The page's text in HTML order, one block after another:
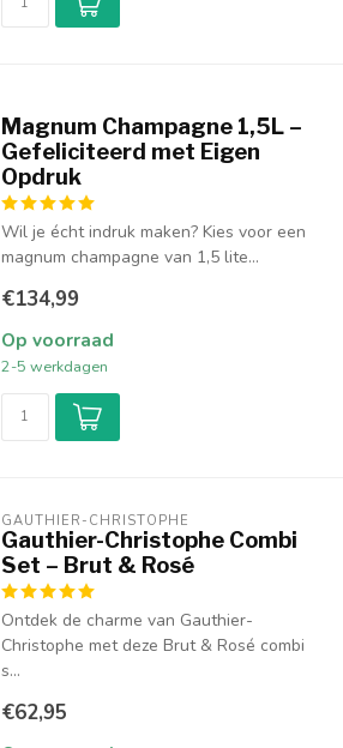
Magnum Champagne 1,5L –
Gefeliciteerd met Eigen
Opdruk
Wil je écht indruk maken? Kies voor een
magnum champagne van 1,5 lite...
€134,99
Op voorraad
2-5 werkdagen
GAUTHIER-CHRISTOPHE
Gauthier-Christophe Combi
Set – Brut & Rosé
Ontdek de charme van Gauthier-
Christophe met deze Brut & Rosé combi
s...
€62,95